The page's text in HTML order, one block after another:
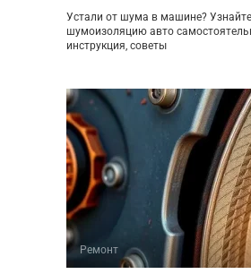
Устали от шума в машине?
шумоизоляцию авто
инструкция, советы
Ремонт